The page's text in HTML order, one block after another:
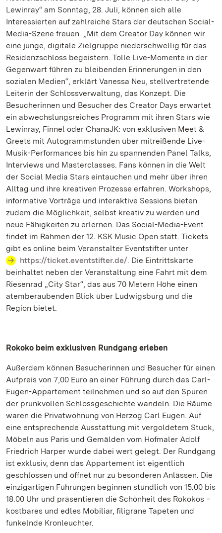
Lewinray“ am Sonntag, 28. Juli, können sich alle
Interessierten auf zahlreiche Stars der deutschen Social-
Media-Szene freuen. „Mit dem Creator Day können wir
eine junge, digitale Zielgruppe niederschwellig für das
Residenzschloss begeistern. Tolle Live-Momente in der
Gegenwart führen zu bleibenden Erinnerungen in den
sozialen Medien“, erklärt Vanessa Neu, stellvertretende
Leiterin der Schlossverwaltung, das Konzept. Die
Besucherinnen und Besucher des Creator Days erwartet
ein abwechslungsreiches Programm mit ihren Stars wie
Lewinray, Finnel oder ChanaJK: von exklusiven Meet &
Greets mit Autogrammstunden über mitreißende Live-
Musik-Performances bis hin zu spannenden Panel Talks,
Interviews und Masterclasses. Fans können in die Welt
der Social Media Stars eintauchen und mehr über ihren
Alltag und ihre kreativen Prozesse erfahren. Workshops,
informative Vorträge und interaktive Sessions bieten
zudem die Möglichkeit, selbst kreativ zu werden und
neue Fähigkeiten zu erlernen. Das Social-Media-Event
findet im Rahmen der 12. KSK Music Open statt. Tickets
gibt es online beim Veranstalter Eventstifter unter
https://ticket.eventstifter.de/. Die Eintrittskarte
beinhaltet neben der Veranstaltung eine Fahrt mit dem
Riesenrad „City Star“, das aus 70 Metern Höhe einen
atemberaubenden Blick über Ludwigsburg und die
Region bietet.
Rokoko beim exklusiven Rundgang erleben
Außerdem können Besucherinnen und Besucher für einen
Aufpreis von 7,00 Euro an einer Führung durch das Carl-
Eugen-Appartement teilnehmen und so auf den Spuren
der prunkvollen Schlossgeschichte wandeln. Die Räume
waren die Privatwohnung von Herzog Carl Eugen. Auf
eine entsprechende Ausstattung mit vergoldetem Stuck,
Möbeln aus Paris und Gemälden vom Hofmaler Adolf
Friedrich Harper wurde dabei wert gelegt. Der Rundgang
ist exklusiv, denn das Appartement ist eigentlich
geschlossen und öffnet nur zu besonderen Anlässen. Die
einzigartigen Führungen beginnen stündlich von 15.00 bis
18.00 Uhr und präsentieren die Schönheit des Rokokos –
kostbares und edles Mobiliar, filigrane Tapeten und
funkelnde Kronleuchter.